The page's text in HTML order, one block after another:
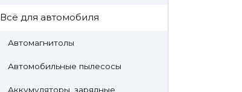
Всё для автомобиля
Автомагнитолы
Автомобильные пылесосы
Аккумуляторы, зарядные